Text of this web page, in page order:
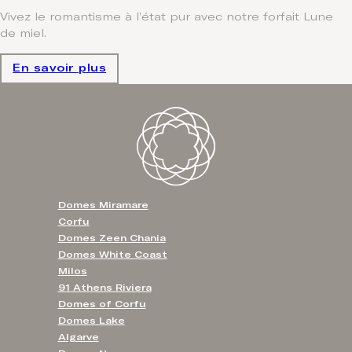
Vivez le romantisme à l’état pur avec notre forfait Lune
de miel.
En savoir plus
Domes Miramare
Corfu
Domes Zeen Chania
Domes White Coast
Milos
91 Athens Riviera
Domes of Corfu
Domes Lake
Algarve